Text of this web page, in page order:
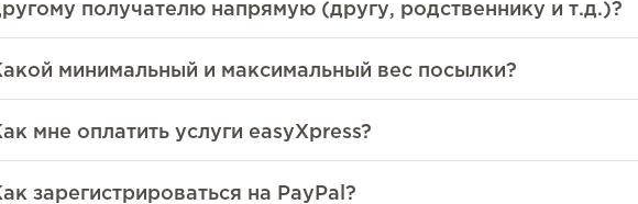
получателю напрямую (другу, родственнику и т.д.)?
минимальный и максимальный вес посылки?
мне оплатить услуги easyXpress?
зарегистрироваться на PayPal?